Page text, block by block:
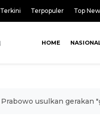
Terkini Terpopuler Top
HOME
Prabowo usulkan gerakan